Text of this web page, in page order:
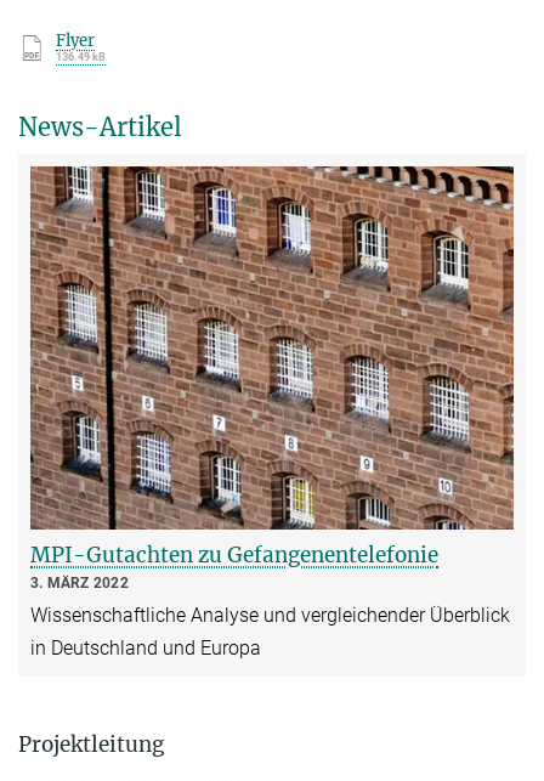
Flyer
136.49 kB
News-Artikel
MPI-Gutachten zu Gefangenentelefonie
3. MÄRZ 2022
Wissenschaftliche Analyse und ver­glei­chen­der Überblick
in Deutschland und Europa
Projektleitung